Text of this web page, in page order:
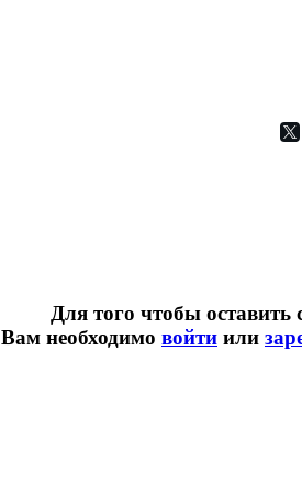
Для того чтобы оставить
Вам необходимо войти или